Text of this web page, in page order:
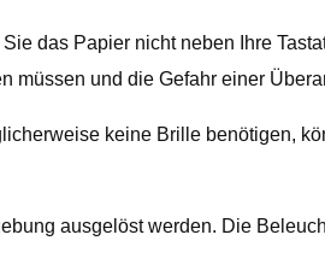
das Papier nicht neben Ihre
und die Gefahr einer
keine Brille benötigen,
ausgelöst werden. Die